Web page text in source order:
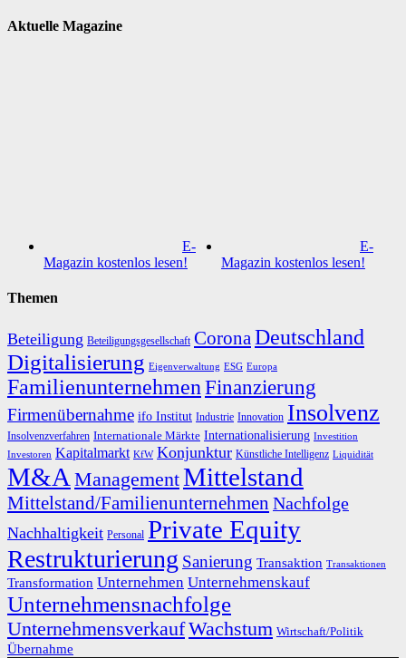
Aktuelle Magazine
E-
Magazin kostenlos lesen!
E-
Magazin kostenlos lesen!
Themen
Beteiligung Beteiligungsgesellschaft CoronaDeutschland
Digitalisierung Eigenverwaltung ESG Europa
Familienunternehmen Finanzierung
Firmenübernahme ifo Institut Industrie Innovation Insolvenz
Insolvenzverfahren Internationale Märkte Internationalisierung Investition
Investoren Kapitalmarkt KfW Konjunktur Künstliche Intelligenz Liquidität
M&A ManagementMittelstand
Mittelstand/Familienunternehmen Nachfolge
Nachhaltigkeit Personal Private Equity
Restrukturierung Sanierung Transaktion Transaktionen
Transformation Unternehmen Unternehmenskauf
Unternehmensnachfolge
UnternehmensverkaufWachstum Wirtschaft/Politik
Übernahme